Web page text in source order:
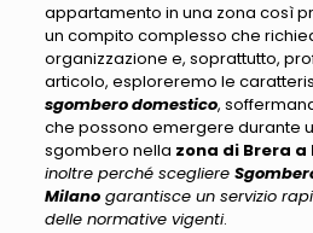
appartamento in una zona così
un compito complesso che
organizzazione e, soprattutto,
articolo, esploreremo le
sgombero domestico,
che possono emergere durante
sgombero nella zona di Brera a
inoltre perché scegliere
Milanogarantisce un servizio
delle normative vigenti.